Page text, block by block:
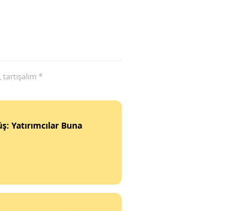
Bartın
Karabük
*
Yatırımcılar Buna